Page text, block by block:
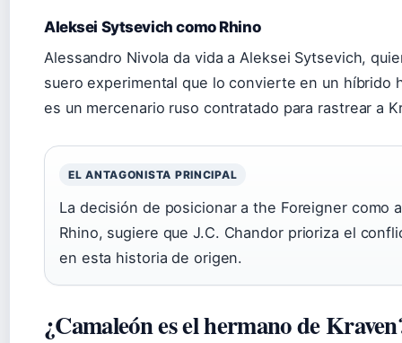
Aleksei Sytsevich como Rhino
Alessandro Nivola da vida a Aleksei Sytsevich,
suero experimental que lo convierte en un híbrido
es un mercenario ruso contratado para rastrear a
EL ANTAGONISTA PRINCIPAL
La decisión de posicionar a the Foreigner como
Rhino, sugiere que J.C. Chandor prioriza el
en esta historia de origen.
¿Camaleón es el hermano de